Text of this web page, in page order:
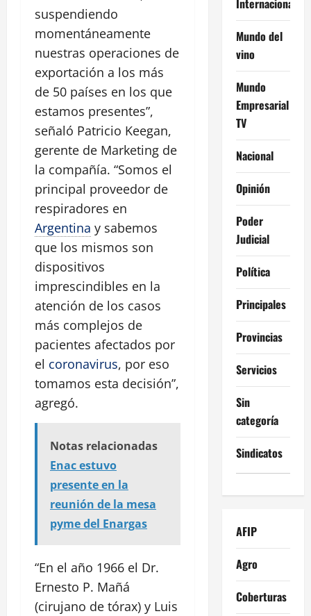
suspendiendo
momentáneamente
nuestras operaciones de
exportación a los más
de 50 países en los que
estamos presentes”,
señaló Patricio Keegan,
gerente de Marketing de
la compañía. “Somos el
principal proveedor de
respiradores en
Argentina y sabemos
que los mismos son
dispositivos
imprescindibles en la
atención de los casos
más complejos de
pacientes afectados por
el coronavirus, por eso
tomamos esta decisión”,
agregó.
Notas relacionadas
Enac estuvo
presente en la
reunión de la mesa
pyme del Enargas
“En el año 1966 el Dr.
Ernesto P. Mañá
(cirujano de tórax) y Luis
Mundo del
vino
Mundo
Empresarial
TV
Nacional
Opinión
Poder
Judicial
Política
Principales
Provincias
Servicios
Sin
categoría
Sindicatos
AFIP
Agro
Coberturas